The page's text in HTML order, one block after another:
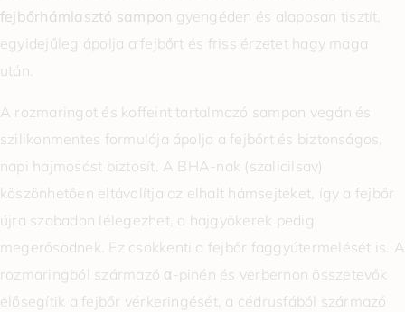
fejbőrhámlasztó sampon gyengéden és alaposan tisztít,
egyidejűleg ápolja a fejbőrt és friss érzetet hagy maga
után.
A rozmaringot és koffeint tartalmazó sampon vegán és
szilikonmentes formulája ápolja a fejbőrt és biztonságos,
napi hajmosást biztosít. A BHA-nak (szalicilsav)
köszönhetően eltávolítja az elhalt hámsejteket, így a fejbőr
újra szabadon lélegezhet, a hajgyökerek pedig
megerősödnek. Ez csökkenti a fejbőr faggyútermelését is. A
rozmaringból származó α-pinén és verbernon összetevők
elősegítik a fejbőr vérkeringését, a cédrusfából származó